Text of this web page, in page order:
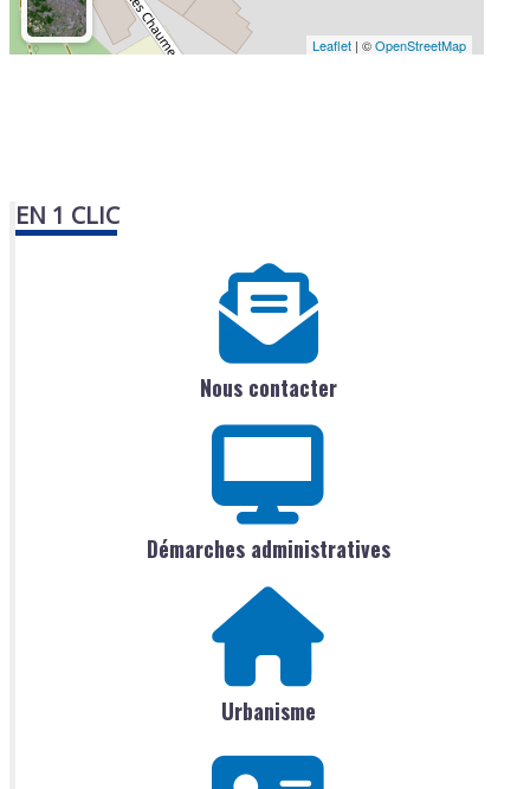
Leaflet| ©OpenStreetMap
EN 1 CLIC
Nous contacter
Démarches administratives
Urbanisme